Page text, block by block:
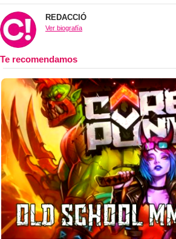
REDACCIÓ
Ver biografía